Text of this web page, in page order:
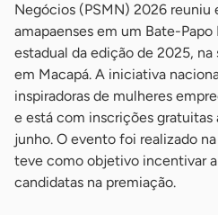
Negócios (PSMN) 2026 reuniu
amapaenses em um Bate-
estadual da edição de 2025, na
em Macapá. A iniciativa
inspiradoras de mulheres
e está com inscrições gratuitas
junho. O evento foi realizado
teve como objetivo incentivar
candidatas na premiação.